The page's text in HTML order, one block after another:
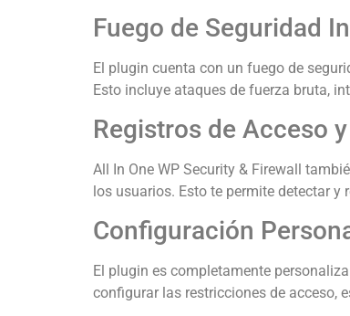
Fuego de Seguridad
El plugin cuenta con un fuego de
Esto incluye ataques de fuerza bruta,
Registros de Acceso
All In One WP Security & Firewall
los usuarios. Esto te permite detectar
Configuración
El plugin es completamente
configurar las restricciones de acceso,